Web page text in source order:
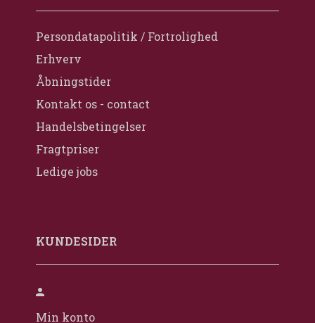
Persondatapolitik / Fortrolighed
Erhverv
Åbningstider
Kontakt os - contact
Handelsbetingelser
Fragtpriser
Ledige jobs
KUNDESIDER
Min konto